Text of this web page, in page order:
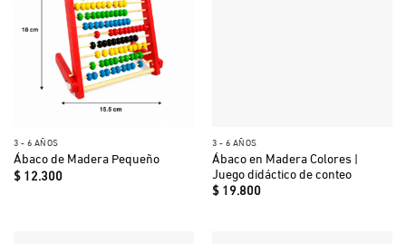
3 - 6 AÑOS
Ábaco de Madera Pequeño
$12.300
3 - 6 AÑOS
Ábaco en Madera Colores |
Juego didáctico de conteo
$19.800